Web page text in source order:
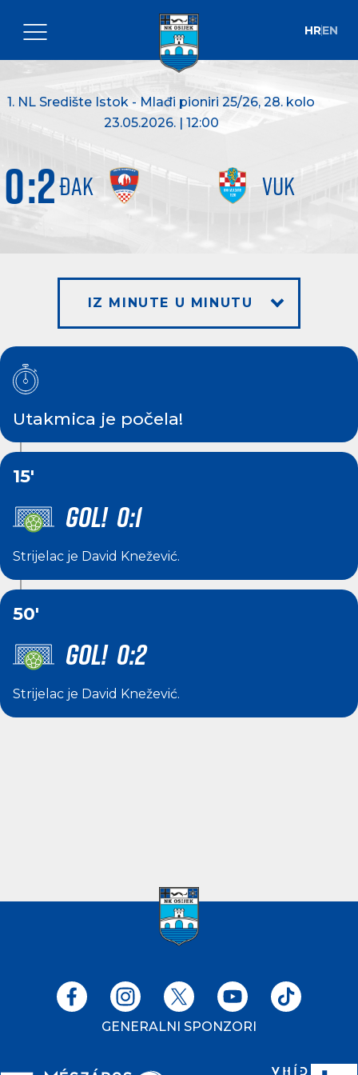
HREN
1. NL Središte Istok - Mlađi pioniri 25/26, 28. kolo
23.05.2026. | 12:00
ĐAK VUK
0:2
IZ MINUTE U MINUTU
Utakmica je počela!
15'
GOL! 0:1
Strijelac je David Knežević.
50'
GOL! 0:2
Strijelac je David Knežević.
GENERALNI SPONZORI